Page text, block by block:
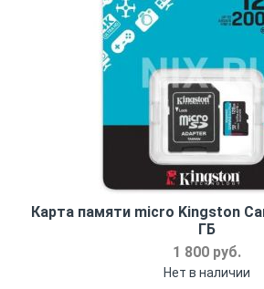
Карта памяти micro Kingston
ГБ
1 800 руб.
Нет в наличии